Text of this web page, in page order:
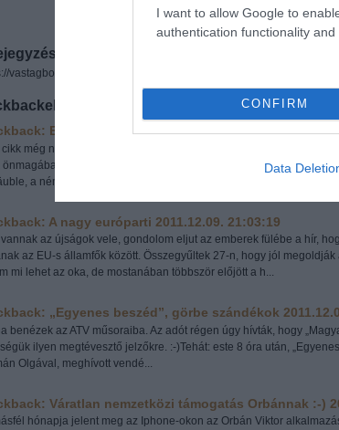
I want to allow Google to
authentication functionality
CONFIRM
Data
trackback címe:
vastagbor.blog.hu/api/trackback/id/3450107
pingbackek:
Európai Unió: klubcsapat vagy válogatott?
cikk még napokkal ezelőtt került volna fel, de minden napnak egy új
önmagában Orbán Viktorból háromféle bukkant fel. Szóval hétfőn,
a német pénzügyminiszter megbeszélés...
A nagy európarti 2011.12.09. 21:03:19
az újságok vele, gondolom eljut az emberek fülébe a hír,
az EU-s államfők között. Összegyűltek 27-n, hogy jól
mi lehet az oka, de mostanában többször előjött a h...
„Egyenes beszéd”, görbe szándékok
benézek az ATV műsoraiba. Az adót régen úgy hívták, hogy
ilyen megtévesztő jelzőkre. :-)Tehát: este 8 óra után,
Olgával, meghívott vendé...
Váratlan nemzetközi támogatás Orbánnak :-)
hónapja jelent meg az Iphone-okon az Orbán Viktor